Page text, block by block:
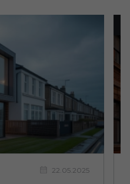
22.05.2025